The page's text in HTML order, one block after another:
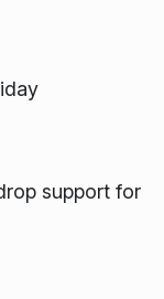
support for